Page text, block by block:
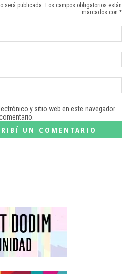
será publicada. Los campos obligatorios están
marcados con *
y sitio web en este navegador